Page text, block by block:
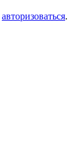
авторизоваться.